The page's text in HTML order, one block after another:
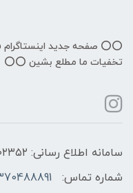
⭕️⭕️ صفحه جدید اینستاگرام
تخفیات ما مطلع بشین ⭕️⭕️
سامانه اطلاع رسانی: ۹۰۰۰۲۳۵۲
شماره تماس:
09370488891 (تایم: 12